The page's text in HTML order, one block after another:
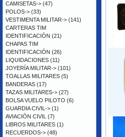
CAMISETAS-> (47)
POLOS-> (33)
VESTIMENTA MILITAR-> (141)
CARTERAS TIM
IDENTIFICACIÓN (21)
CHAPAS TIM
IDENTIFICACIÓN (26)
LIQUIDACIONES (11)
JOYERÍA MILITAR-> (101)
TOALLAS MILITARES (5)
BANDERAS (17)
TAZAS MILITARES-> (27)
BOLSA VUELO PILOTO (6)
GUARDIA CIVIL-> (1)
AVIACIÓN CIVIL (7)
LIBROS MILITARES (1)
RECUERDOS-> (48)